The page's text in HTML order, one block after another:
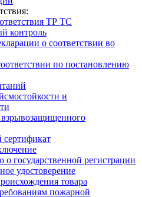
ТР ТС
контроль
о соответствии во
по постановлению
и
сертификат
о государственной регистрации
удостоверение
товара
пожарной